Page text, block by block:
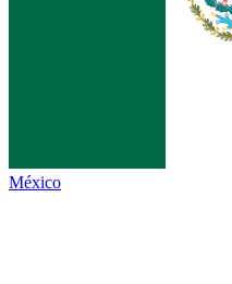
México